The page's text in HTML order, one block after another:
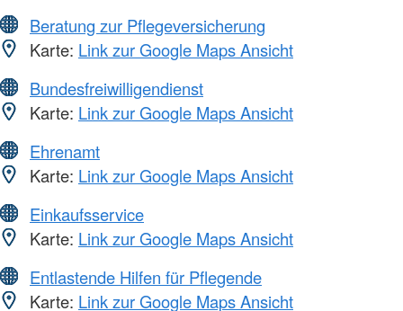
Beratung zur Pflegeversicherung
Karte: Link zur Google Maps Ansicht
Bundesfreiwilligendienst
Karte: Link zur Google Maps Ansicht
Ehrenamt
Karte: Link zur Google Maps Ansicht
Einkaufsservice
Karte: Link zur Google Maps Ansicht
Entlastende Hilfen für Pflegende
Karte: Link zur Google Maps Ansicht